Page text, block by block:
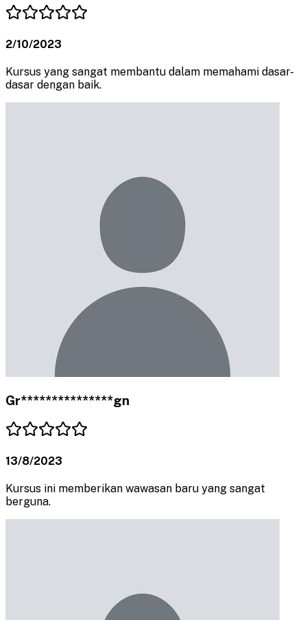
2/10/2023
Kursus yang sangat membantu dalam memahami dasar-
dasar dengan baik.
Gr***************gn
13/8/2023
Kursus ini memberikan wawasan baru yang sangat
berguna.